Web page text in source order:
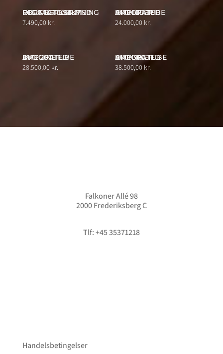
REGA BRIO MK7 FORSTÆRKER MED DIGITAL TILSLUTNING
7.490,00 kr.
EVO 100 TUBE INTEGRATED AMPLIFIER
24.000,00 kr.
EVO 200 TUBE INTEGRATED AMPLIFIER
28.500,00 kr.
EVO 300 TUBE INTEGRATED AMPLIFIER
38.500,00 kr.
Falkoner Allé 98
2000 Frederiksberg C
Tlf: +45 35371218
Handelsbetingelser